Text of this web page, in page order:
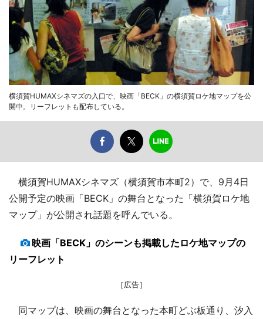
横須賀HUMAXシネマズの入口で、映画「BECK」の横須賀ロケ地マップを公
開中。リーフレットも配布している。
横須賀HUMAXシネマズ（横須賀市本町2）で、9月4日
公開予定の映画「BECK」の舞台となった「横須賀ロケ地
マップ」が公開され話題を呼んでいる。
映画「BECK」のシーンも掲載したロケ地マップの
リーフレット
［広告］
同マップは、映画の舞台となった本町どぶ板通り、汐入